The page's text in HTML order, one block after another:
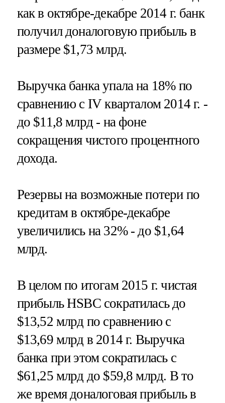
как в октябре-декабре 2014 г. банк
получил доналоговую прибыль в
размере $1,73 млрд.
Выручка банка упала на 18% по
сравнению с IV кварталом 2014 г. -
до $11,8 млрд - на фоне
сокращения чистого процентного
дохода.
Резервы на возможные потери по
кредитам в октябре-декабре
увеличились на 32% - до $1,64
млрд.
В целом по итогам 2015 г. чистая
прибыль HSBC сократилась до
$13,52 млрд по сравнению с
$13,69 млрд в 2014 г. Выручка
банка при этом сократилась с
$61,25 млрд до $59,8 млрд. В то
же время доналоговая прибыль в